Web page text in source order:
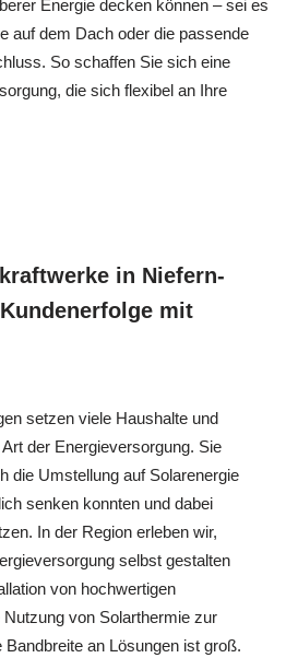
Energie decken können – sei es
auf dem Dach oder die passende
So schaffen Sie sich eine
die sich flexibel an Ihre
in Niefern-
mit
setzen viele Haushalte und
der Energieversorgung. Sie
die Umstellung auf Solarenergie
senken konnten und dabei
In der Region erleben wir,
selbst gestalten
von hochwertigen
von Solarthermie zur
an Lösungen ist groß.